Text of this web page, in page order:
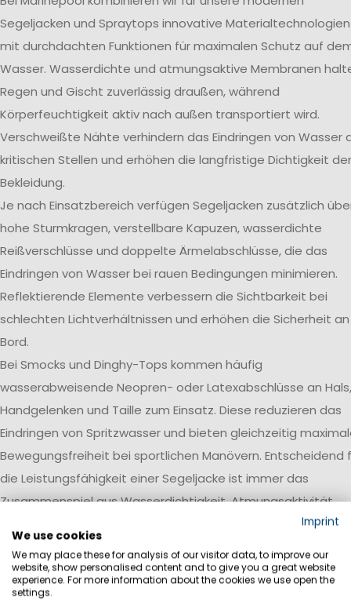
Segeljacken und Spraytops innovative Materialtechnologien
mit durchdachten Funktionen für maximalen Schutz auf
Wasser. Wasserdichte und atmungsaktive Membranen
Regen und Gischt zuverlässig draußen, während
Körperfeuchtigkeit aktiv nach außen transportiert wird.
Verschweißte Nähte verhindern das Eindringen von Wasser
kritischen Stellen und erhöhen die langfristige Dichtigkeit der
Bekleidung.
Je nach Einsatzbereich verfügen Segeljacken zusätzlich
hohe Sturmkragen, verstellbare Kapuzen, wasserdichte
Reißverschlüsse und doppelte Ärmelabschlüsse, die das
Eindringen von Wasser bei rauen Bedingungen minimieren.
Reflektierende Elemente verbessern die Sichtbarkeit bei
schlechten Lichtverhältnissen und erhöhen die Sicherheit an
Bord.
Bei Smocks und Dinghy-Tops kommen häufig
wasserabweisende Neopren- oder Latexabschlüsse an Hals,
Handgelenken und Taille zum Einsatz. Diese reduzieren das
Eindringen von Spritzwasser und bieten gleichzeitig
Bewegungsfreiheit bei sportlichen Manövern. Entscheidend
die Leistungsfähigkeit einer Segeljacke ist immer das
Zusammenspiel aus Wasserdichtigkeit, Atmungsaktivität,
Robustheit und einer auf den jeweiligen Einsatzbereich
abgestimmten Ausstattung.
Wasserdichtigkeit
Imprint
We use cookies
We may place these for analysis of our visitor data, to improve our
website, show personalised content and to give you a great website
experience. For more information about the cookies we use open the
settings.